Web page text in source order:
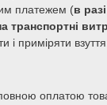
платежем (в
транспортні
і приміряти взуття.
оплатою